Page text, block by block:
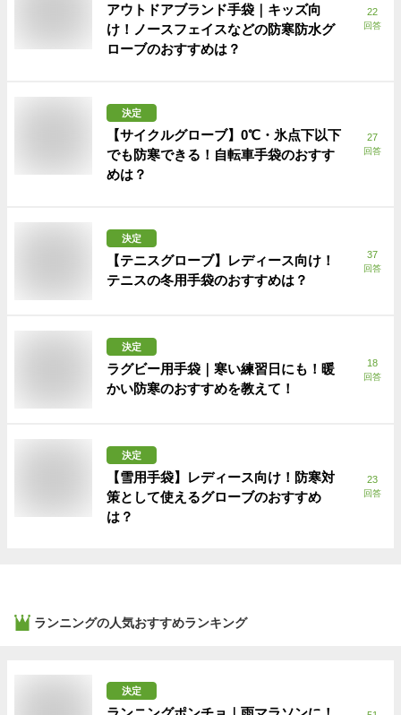
アウトドアブランド手袋｜キッズ向
け！ノースフェイスなどの防寒防水グ
ローブのおすすめは？
22
回答
決定
【サイクルグローブ】0℃・氷点下以下
でも防寒できる！自転車手袋のおすす
めは？
27
回答
決定
【テニスグローブ】レディース向け！
テニスの冬用手袋のおすすめは？
37
回答
決定
ラグビー用手袋｜寒い練習日にも！暖
かい防寒のおすすめを教えて！
18
回答
決定
【雪用手袋】レディース向け！防寒対
策として使えるグローブのおすすめ
は？
23
回答
ランニングの人気おすすめランキング
決定